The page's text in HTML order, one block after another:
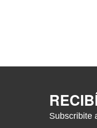
Subscribite